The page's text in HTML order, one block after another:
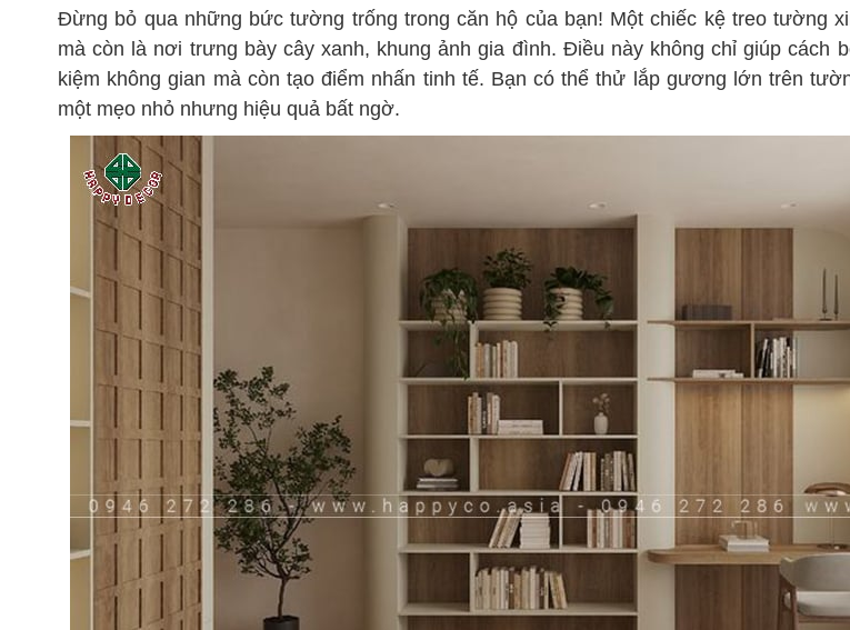
Đừng bỏ qua những bức tường trống trong căn hộ của bạn! Một chiếc kệ treo tường
mà còn là nơi trưng bày cây xanh, khung ảnh gia đình. Điều này không chỉ giúp cách
kiệm không gian mà còn tạo điểm nhấn tinh tế. Bạn có thể thử lắp gương lớn trên
một mẹo nhỏ nhưng hiệu quả bất ngờ.